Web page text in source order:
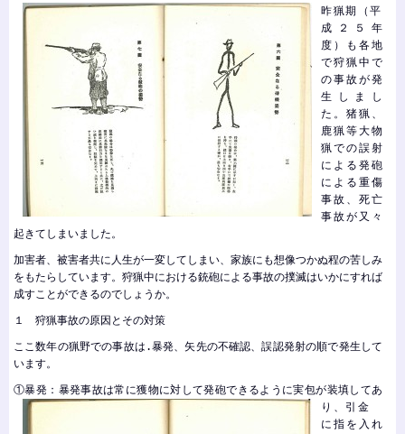
昨猟期（平
成２５年
度）も各地
で狩猟中で
の事故が発
生しまし
た。猪猟、
鹿猟等大物
猟での誤射
による発砲
による重傷
事故、死亡
事故が又々
起きてしまいました。
加害者、被害者共に人生が一変してしまい、家族にも想像つかぬ程の苦しみ
をもたらしています。狩猟中における銃砲による事故の撲滅はいかにすれば
成すことができるのでしょうか。
１ 狩猟事故の原因とその対策
ここ数年の猟野での事故は.暴発、矢先の不確認、誤認発射の順で発生して
います。
①暴発：暴発事故は常に獲物に対して発砲できるように実包が装填してあ
り、引 金
に指を入れ